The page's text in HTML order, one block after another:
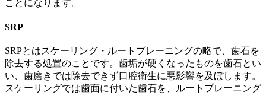
ことになります。
SRP
SRPとはスケーリング・ルートプレーニングの略で、歯石を
除去する処置のことです。歯垢が硬くなったものを歯石とい
い、歯磨きでは除去できず口腔衛生に悪影響を及ぼします。
スケーリングでは歯面に付いた歯石を、ルートプレーニング